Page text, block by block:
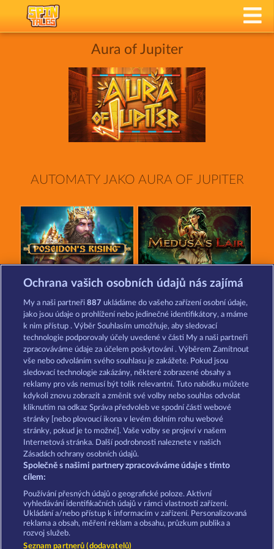
Aura of Jupiter
AUTOMATY JAKO AURA OF JUPITER
Poseidon's Rising Medusa's Lair
Demi Gods IV - The Golden Era
Podmínky Prohlášení o ochraně údajů
Kontakt Společnost Časté dotazy
Partnerský program Facebook
Podat Žádost o Odstoupení
Ochrana vašich osobních údajů nás zajímá
My a naši partneři887 ukládáme do vašeho zařízení osobní údaje,
jako jsou údaje o prohlížení nebo jedinečné identifikátory, a máme
k nim přístup . Výběr Souhlasím umožňuje, aby sledovací
technologie podporovaly účely uvedené v části My a naši partneři
zpracováváme údaje za účelem poskytování . Výběrem Zamítnout
vše nebo odvoláním svého souhlasu je zakážete. Pokud jsou
sledovací technologie zakázány, některé zobrazené obsahy a
reklamy pro vás nemusí být tolik relevantní. Tuto nabídku můžete
kdykoli znovu zobrazit a změnit své volby nebo souhlas odvolat
kliknutím na odkaz Správa předvoleb ve spodní části webové
stránky [nebo plovoucí ikona v levém dolním rohu webové
stránky, pokud je to možné]. Vaše volby se projeví v našem
Internetová stránka. Další podrobnosti naleznete v našich
Zásadách ochrany osobních údajů.
Společně s našimi partnery zpracováváme údaje s tímto
cílem:
Používání přesných údajů o geografické poloze. Aktivní
vyhledávání identifikačních údajů v rámci vlastností zařízení.
Ukládání a/nebo přístup k informacím v zařízení. Personalizovaná
reklama a obsah, měření reklam a obsahu, průzkum publika a
rozvoj služeb.
Seznam partnerů (dodavatelů)